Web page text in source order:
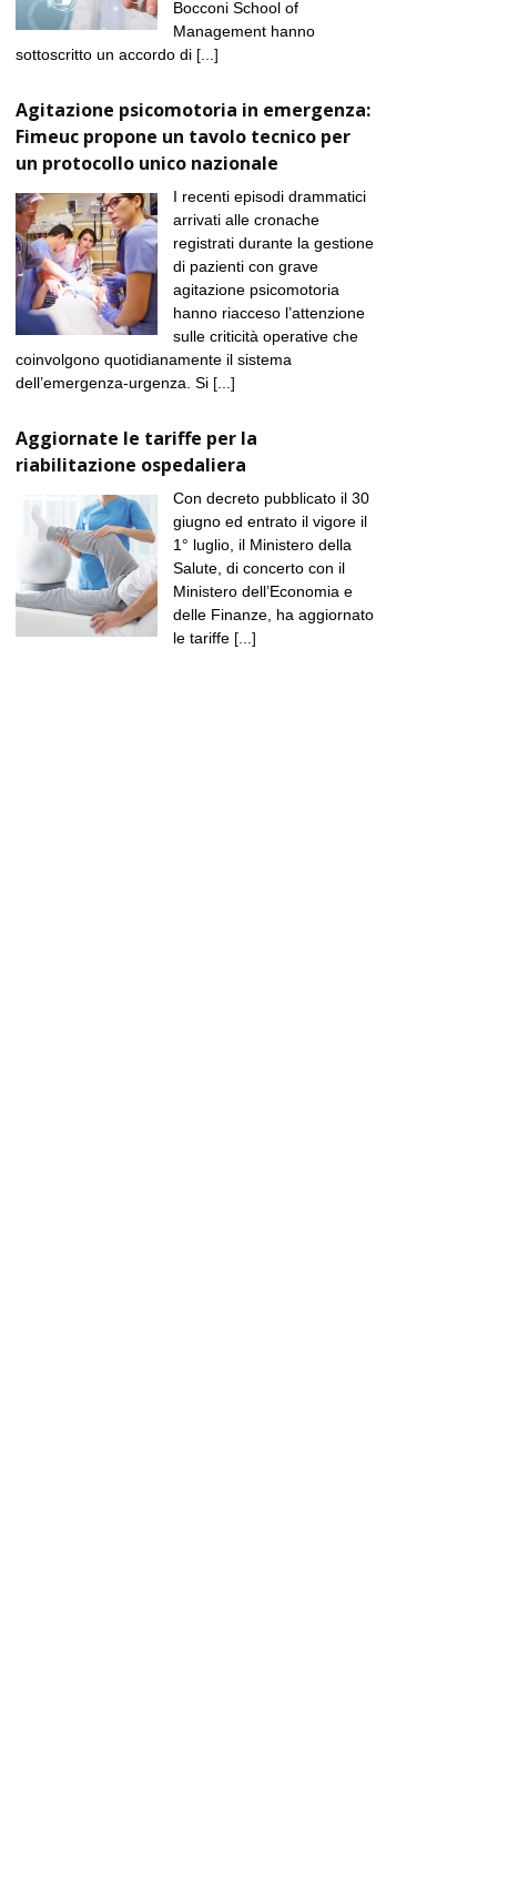
Bocconi School of
Management hanno
sottoscritto un accordo di [...]
Agitazione psicomotoria in emergenza:
Fimeuc propone un tavolo tecnico per
un protocollo unico nazionale
I recenti episodi drammatici
arrivati alle cronache
registrati durante la gestione
di pazienti con grave
agitazione psicomotoria
hanno riacceso l’attenzione
sulle criticità operative che
coinvolgono quotidianamente il sistema
dell’emergenza-urgenza. Si [...]
Aggiornate le tariffe per la
riabilitazione ospedaliera
Con decreto pubblicato il 30
giugno ed entrato il vigore il
1° luglio, il Ministero della
Salute, di concerto con il
Ministero dell’Economia e
delle Finanze, ha aggiornato
le tariffe [...]